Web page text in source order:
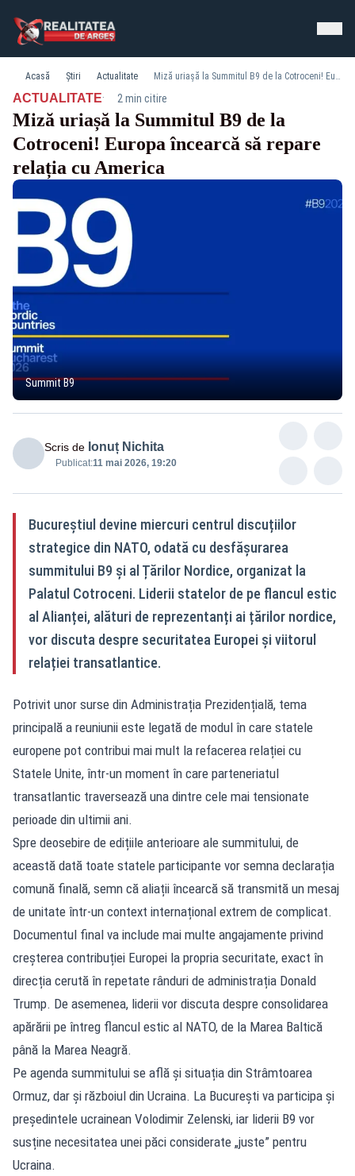
Acasă Știri Actualitate Miză uriașă la Summitul B9 de la Cotroceni! Europa încearcă să repare relația cu America
ACTUALITATE· 2 min citire
Miză uriașă la Summitul B9 de la
Cotroceni! Europa încearcă să repare
relația cu America
Summit B9
Scris de Ionuț Nichita
Publicat:11 mai 2026, 19:20
Bucureștiul devine miercuri centrul discuțiilor
strategice din NATO, odată cu desfășurarea
summitului B9 și al Țărilor Nordice, organizat la
Palatul Cotroceni. Liderii statelor de pe flancul estic
al Alianței, alături de reprezentanți ai țărilor nordice,
vor discuta despre securitatea Europei și viitorul
relației transatlantice.
Potrivit unor surse din Administrația Prezidențială, tema
principală a reuniunii este legată de modul în care statele
europene pot contribui mai mult la refacerea relației cu
Statele Unite, într-un moment în care parteneriatul
transatlantic traversează una dintre cele mai tensionate
perioade din ultimii ani.
Spre deosebire de edițiile anterioare ale summitului, de
această dată toate statele participante vor semna declarația
comună finală, semn că aliații încearcă să transmită un mesaj
de unitate într-un context internațional extrem de complicat.
Documentul final va include mai multe angajamente privind
creșterea contribuției Europei la propria securitate, exact în
direcția cerută în repetate rânduri de administrația Donald
Trump. De asemenea, liderii vor discuta despre consolidarea
apărării pe întreg flancul estic al NATO, de la Marea Baltică
până la Marea Neagră.
Pe agenda summitului se află și situația din Strâmtoarea
Ormuz, dar și războiul din Ucraina. La București va participa și
președintele ucrainean Volodimir Zelenski, iar liderii B9 vor
susține necesitatea unei păci considerate „juste” pentru
Ucraina.